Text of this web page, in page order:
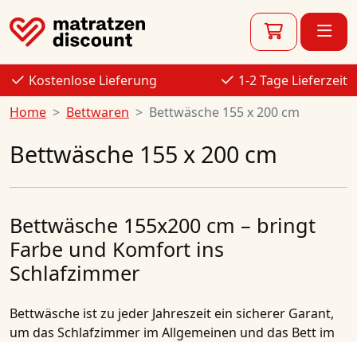
Kostenlose Lieferung
1-2 Tage Lieferzeit
Home
Bettwaren Bettwäsche 155 x 200 cm
Bettwäsche 155 x 200 cm
Bettwäsche 155x200 cm – bringt
Farbe und Komfort ins
Schlafzimmer
Bettwäsche ist zu jeder Jahreszeit ein sicherer Garant,
um das Schlafzimmer im Allgemeinen und das Bett im